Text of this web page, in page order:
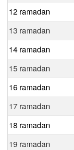
12 ramadan
13 ramadan
14 ramadan
15 ramadan
16 ramadan
17 ramadan
18 ramadan
19 ramadan